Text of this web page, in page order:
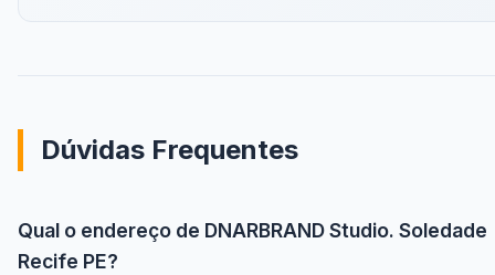
Dúvidas Frequentes
Qual o endereço de DNARBRAND Studio. Soledade
Recife PE?